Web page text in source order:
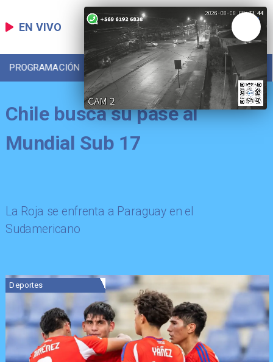
EN VIVO
PROGRAMACIÓN LOCAL DEPORTES
Chile busca su pase al
Mundial Sub 17
La Roja se enfrenta a Paraguay en el
Sudamericano
Deportes